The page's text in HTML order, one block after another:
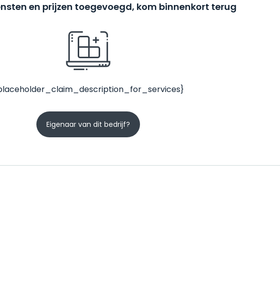
en prijzen toegevoegd, kom binnenkort terug
Eigenaar van dit bedrijf?